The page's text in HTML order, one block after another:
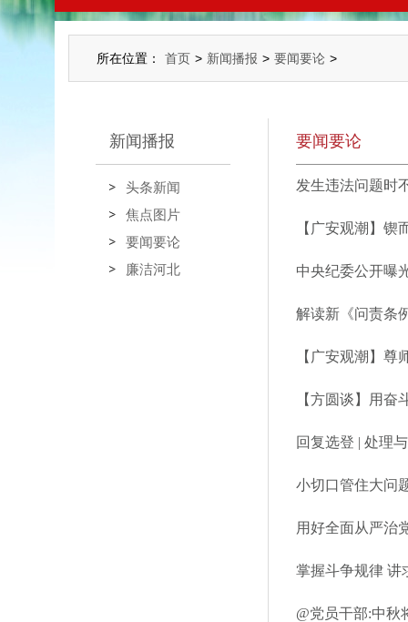
所在位置： 首页 > 新闻播报 > 要闻要论 >
新闻播报
头条新闻
焦点图片
要闻要论
廉洁河北
要闻要论
发生违法问题时
【广安观潮】锲
中央纪委公开曝
解读新《问责条
【广安观潮】尊
【方圆谈】用奋
回复选登 | 处理
小切口管住大问
用好全面从严治
掌握斗争规律 讲
@党员干部:中秋